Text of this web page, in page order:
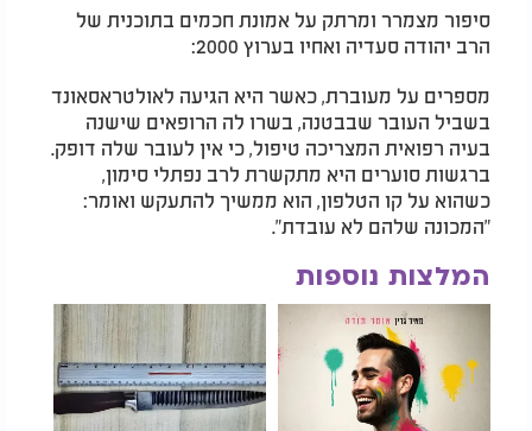
Video
סיפור מצמרר ומרתק על אמונת חכמים בתוכנית של
הרב יהודה סעדיה ואחיו בערוץ 2000:
מספרים על מעוברת, כאשר היא הגיעה לאולטראסאונד
בשביל העובר שבבטנה, בשרו לה הרופאים שישנה
בעיה רפואית המצריכה טיפול, כי אין לעובר שלה דופק.
ברגשות סוערים היא מתקשרת לרב נפתלי סימון,
כשהוא על קו הטלפון, הוא ממשיך להתעקש ואומר:
"המכונה שלהם לא עובדת".
המלצות נוספות